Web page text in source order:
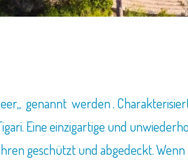
genannt werden .
Eine einzigartige und
geschützt und abgedeckt. Wenn